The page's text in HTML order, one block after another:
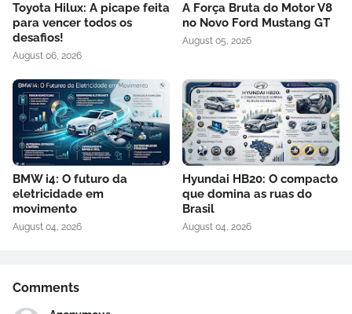
Toyota Hilux: A picape feita
para vencer todos os
desafios!
August 06, 2026
A Força Bruta do Motor V8
no Novo Ford Mustang GT
August 05, 2026
BMW i4: O futuro da
eletricidade em
movimento
August 04, 2026
Hyundai HB20: O compacto
que domina as ruas do
Brasil
August 04, 2026
Comments